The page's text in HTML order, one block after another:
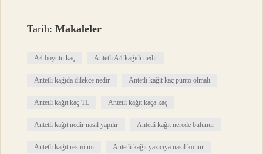
Tarih:Makaleler
A4 boyutu kaç Antetli A4 kağıdı nedir
Antetli kağıda dilekçe nedir Antetli kağıt kaç punto olmalı
Antetli kağıt kaç TL Antetli kağıt kaça kaç
Antetli kağıt nedir nasıl yapılır Antetli kağıt nerede bulunur
Antetli kağıt resmi mi Antetli kağıt yazıcıya nasıl konur